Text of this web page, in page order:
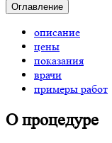
Оглавление
описание
цены
показания
врачи
примеры работ
О процедуре